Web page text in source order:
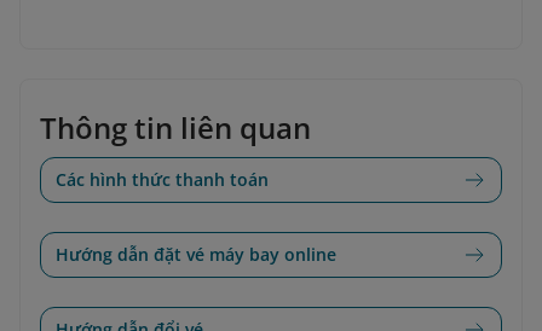
Thông tin liên quan
Các hình thức thanh toán
Hướng dẫn đặt vé máy bay online